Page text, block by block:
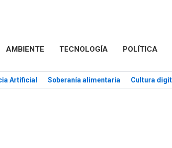
AMBIENTE TECNOLOGÍA POLÍTICA
Artificial Soberanía alimentaria Cultura